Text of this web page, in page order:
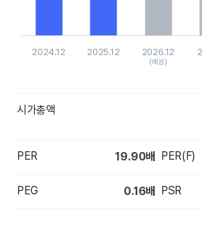
2024.12 2025.12 2026.12
(예상)
시가총액
PER 19.90배 PER(F)
PEG 0.16배 PSR